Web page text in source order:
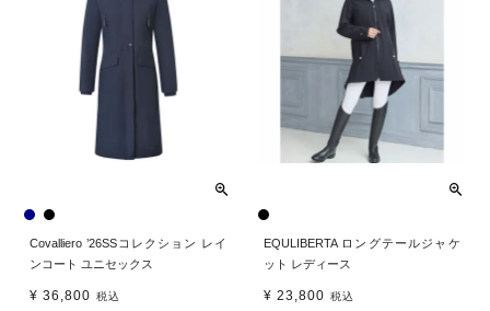
Covalliero ’26SSコレクション レイ
ンコート ユニセックス
¥ 36,800 税込
EQULIBERTA ロングテールジャケ
ット レディース
¥ 23,800 税込